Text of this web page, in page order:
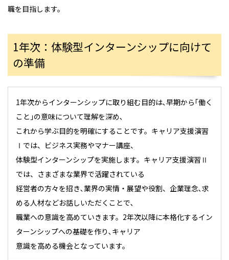
職を目指します。
1年次：体験型インターンシップに向けて
の準備
1年次からインターンシップに取り組む目的は､早期から｢働く
こと｣の意味について理解を深め､
これから学ぶ目的を明確にすることです。キャリア支援演習
Ⅰでは、ビジネス実務やマナー講座、
体験型インターンシップを実施します。キャリア支援演習Ⅱ
では、さまざまな業界で活躍されている
経営者の方々を招き､業界の実情・展望や役割、企業理念､求
める人材などお話しいただくことで､
職業への意識を高めていきます。2年次以降に本格化するイン
ターンシップへの基礎を作り､キャリア
意識を高める機会となっています。